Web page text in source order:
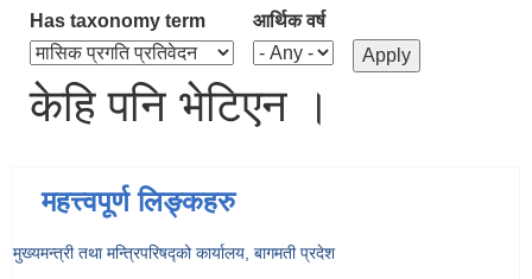
Has taxonomy term आर्थिक वर्ष
केहि पनि भेटिएन ।
महत्त्वपूर्ण लिङ्कहरु
मुख्यमन्त्री तथा मन्त्रिपरिषद्को कार्यालय, बागमती प्रदेश